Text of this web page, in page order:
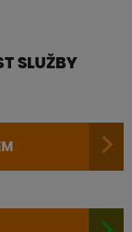
SLUŽBY